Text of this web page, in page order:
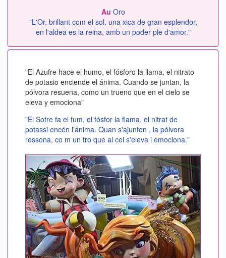
Au Oro
"L'Or, brillant com el sol, una xica de gran esplendor,
en l'aldea es la reina, amb un poder ple d'amor."
"El Azufre hace el humo, el fósforo la llama, el nitrato
de potasio enciende el ánima. Cuando se juntan, la
pólvora resuena, como un trueno que en el cielo se
eleva y emociona"
"El Sofre fa el fum, el fósfor la flama, el nitrat de
potassi encén l'ánima. Quan s'ajunten , la pólvora
ressona, co m un tro que al cel s'eleva i emociona."